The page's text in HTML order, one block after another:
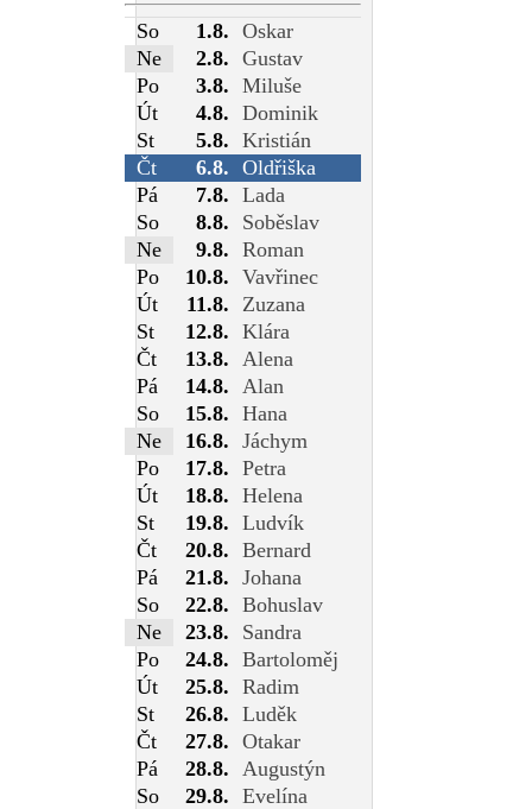
So 1.8. Oskar
Ne
2.8. Gustav
Po
3.8. Miluše
Út
4.8. Dominik
St
5.8. Kristián
Čt
6.8. Oldřiška
Pá
7.8. Lada
So
8.8.
Soběslav
Ne
9.8. Roman
Po
10.8. Vavřinec
Út
11.8.
Zuzana
St
12.8. Klára
Čt
13.8.
Alena
Pá
14.8.
Alan
So
15.8. Hana
Ne
16.8. Jáchym
Po
17.8. Petra
Út
18.8. Helena
St
19.8. Ludvík
Čt
20.8. Bernard
Pá
21.8. Johana
So
22.8. Bohuslav
Ne
23.8.
Sandra
Po
24.8. Bartoloměj
Út
25.8. Radim
St
26.8. Luděk
Čt
27.8. Otakar
Pá
28.8.
Augustýn
So
29.8. Evelína